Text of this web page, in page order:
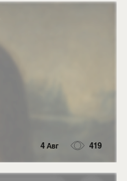
4 Авг 419